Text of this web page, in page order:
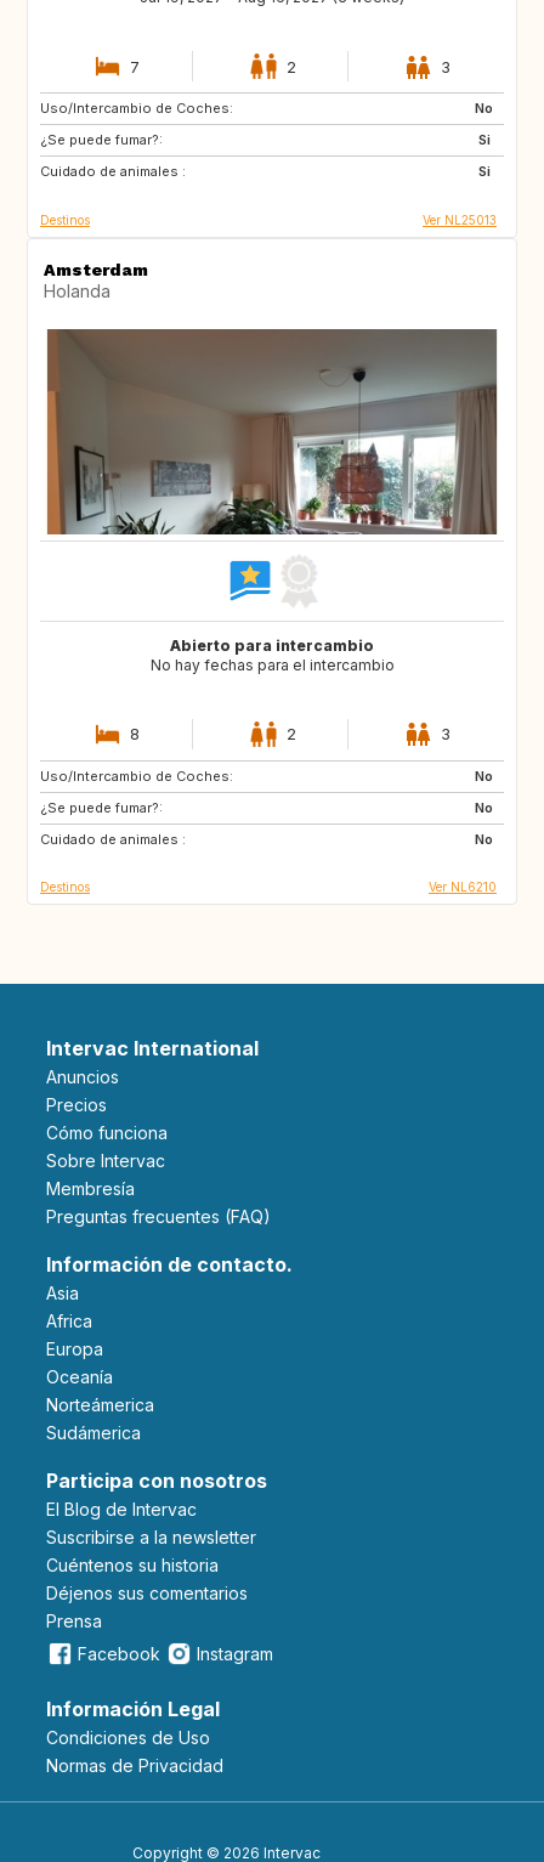
7 2 3
Uso/Intercambio de Coches:
No
¿Se puede fumar?:
Si
Cuidado de animales :
Si
LU
NL
AT
Destinos Ver NL25013
Amsterdam
Holanda
Abierto para intercambio
No hay fechas para el intercambio
8 2 3
Uso/Intercambio de Coches:
No
¿Se puede fumar?:
No
Cuidado de animales :
No
ES
PT
GB
Destinos Ver NL6210
Intervac International
Anuncios
Precios
Cómo funciona
Sobre Intervac
Membresía
Preguntas frecuentes (FAQ)
Información de contacto.
Asia
Africa
Europa
Oceanía
Norteámerica
Sudámerica
Participa con nosotros
El Blog de Intervac
Suscribirse a la newsletter
Cuéntenos su historia
Déjenos sus comentarios
Prensa
Facebook
Instagram
Información Legal
Condiciones de Uso
Normas de Privacidad
Copyright © 2026 Intervac